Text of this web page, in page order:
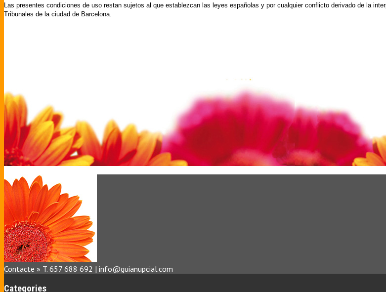
Las presentes condiciones de uso restan sujetos al que establezcan las leyes españolas y por cualquier conflicto derivado de la
Tribunales de la ciudad de Barcelona.
Contacte » T. 657 688 692 | info@guianupcial.com
Categories